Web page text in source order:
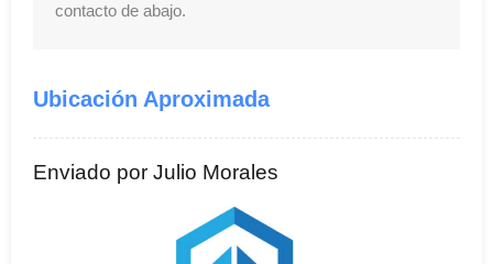
contacto de abajo.
Ubicación Aproximada
Enviado por Julio Morales